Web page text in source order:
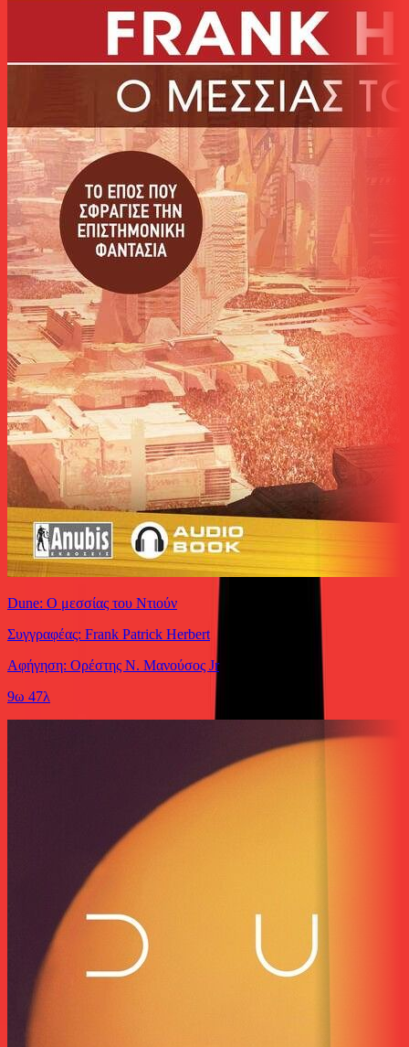
Dune: Ο μεσσίας του Ντιούν
Συγγραφέας: Frank Patrick Herbert
Αφήγηση: Ορέστης Ν. Μανούσος Jr
9ω 47λ